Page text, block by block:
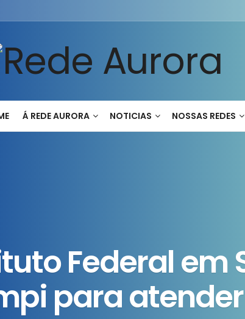
Á REDE AURORA NOTICIAS NOSSAS REDES
Federal em
para